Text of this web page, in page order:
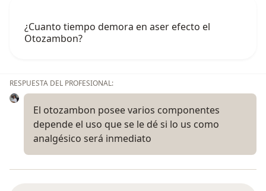
¿Cuanto tiempo demora en aser efecto el
Otozambon?
RESPUESTA DEL PROFESIONAL:
El otozambon posee varios componentes
depende el uso que se le dé si lo us como
analgésico será inmediato